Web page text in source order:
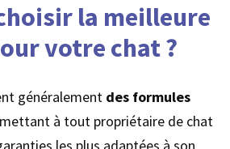
la meilleure
votre chat ?
généralement des formules
à tout propriétaire de chat